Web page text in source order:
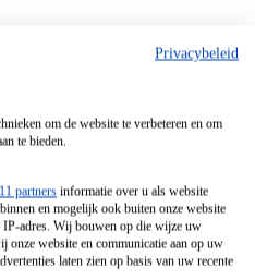
Privacybeleid
om de website te verbeteren en om
te bieden.
11 partners informatie over u als website
en mogelijk ook buiten onze website
IP-adres. Wij bouwen op die wijze uw
onze website en communicatie aan op uw
laten zien op basis van uw recente